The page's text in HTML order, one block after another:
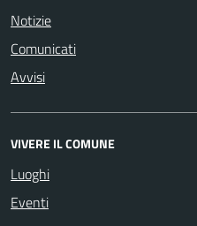
Notizie
Comunicati
Avvisi
VIVERE IL COMUNE
Luoghi
Eventi